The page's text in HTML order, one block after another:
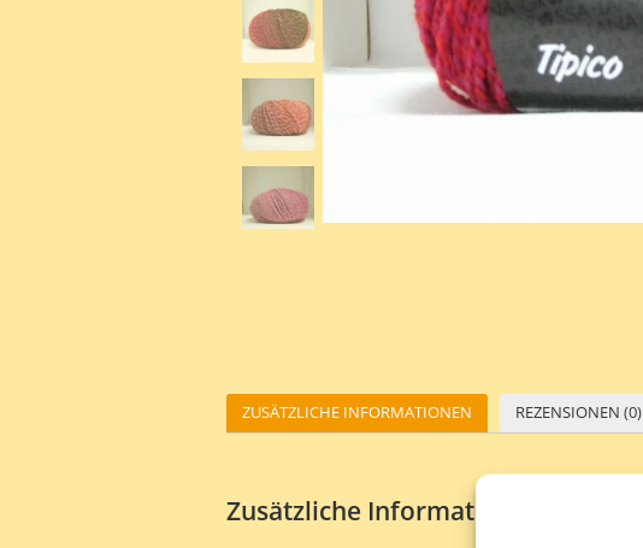
ZUSÄTZLICHE INFORMATIONEN REZENSIONEN (0)
Zusätzliche Informationen